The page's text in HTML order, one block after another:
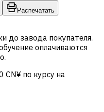
Распечатать
до завода покупателя.
оплачиваются
CN¥ по курсу на